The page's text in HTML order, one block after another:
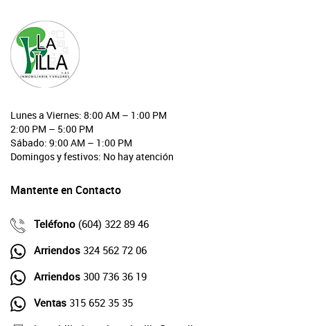
Lunes a Viernes: 8:00 AM – 1:00 PM
2:00 PM – 5:00 PM
Sábado: 9:00 AM – 1:00 PM
Domingos y festivos: No hay atención
Mantente en Contacto
Teléfono (604) 322 89 46
Arriendos 324 562 72 06
Arriendos 300 736 36 19
Ventas 315 652 35 35